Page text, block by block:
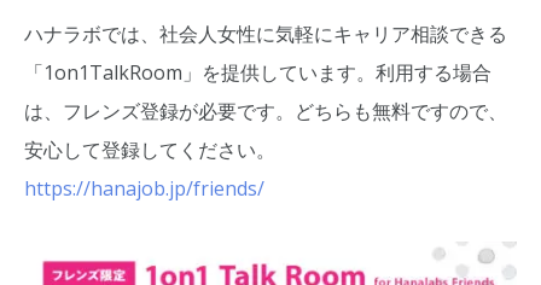
ハナラボでは、社会人女性に気軽にキャリア相談できる
「1on1TalkRoom」を提供しています。利用する場合
は、フレンズ登録が必要です。どちらも無料ですので、
安心して登録してください。
https://hanajob.jp/friends/